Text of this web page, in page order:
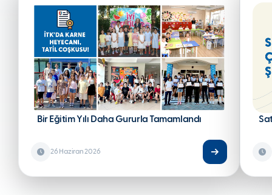
Bir Eğitim Yılı Daha Gururla Tamamlandı
26 Haziran 2026